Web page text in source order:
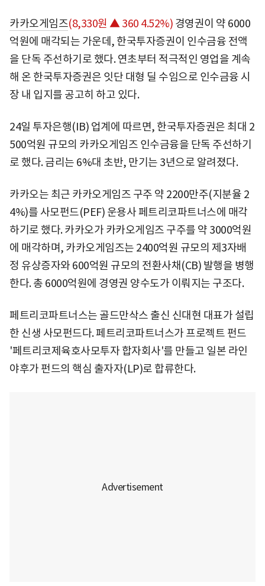
카카오게임즈(8,330원 ▲ 360 4.52%) 경영권이 약 6000
억원에 매각되는 가운데, 한국투자증권이 인수금융 전액
을 단독 주선하기로 했다. 연초부터 적극적인 영업을 계속
해 온 한국투자증권은 잇단 대형 딜 수임으로 인수금융 시
장 내 입지를 공고히 하고 있다.
24일 투자은행(IB) 업계에 따르면, 한국투자증권은 최대 2
500억원 규모의 카카오게임즈 인수금융을 단독 주선하기
로 했다. 금리는 6%대 초반, 만기는 3년으로 알려졌다.
카카오는 최근 카카오게임즈 구주 약 2200만주(지분율 2
4%)를 사모펀드(PEF) 운용사 페트리코파트너스에 매각
하기로 했다. 카카오가 카카오게임즈 구주를 약 3000억원
에 매각하며, 카카오게임즈는 2400억원 규모의 제3자배
정 유상증자와 600억원 규모의 전환사채(CB) 발행을 병행
한다. 총 6000억원에 경영권 양수도가 이뤄지는 구조다.
페트리코파트너스는 골드만삭스 출신 신대현 대표가 설립
한 신생 사모펀드다. 페트리코파트너스가 프로젝트 펀드
'페트리코제육호사모투자 합자회사'를 만들고 일본 라인
야후가 펀드의 핵심 출자자(LP)로 합류한다.